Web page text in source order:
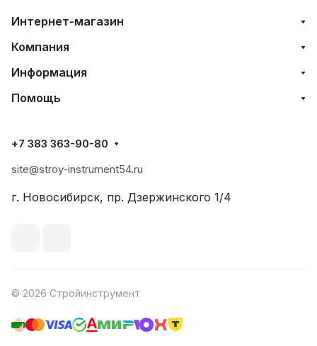
Интернет-магазин
Компания
Информация
Помощь
+7 383 363-90-80
site@stroy-instrument54.ru
г. Новосибирск, пр. Дзержинского 1/4
© 2026 Стройинструмент